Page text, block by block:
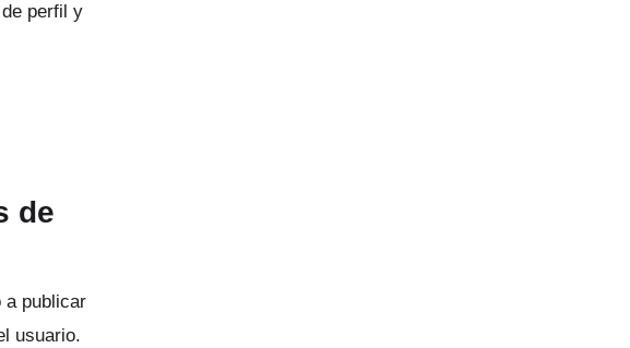
perfil y
de
a publicar
usuario.